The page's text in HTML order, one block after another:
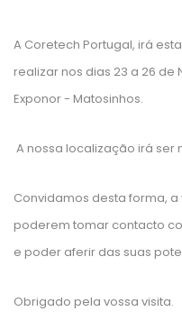
A Coretech Portugal, irá
realizar nos dias 23 a 26
Exponor - Matosinhos.
A nossa localização irá ser
Convidamos desta forma,
poderem tomar contacto
e poder aferir das suas
Obrigado pela vossa visita.